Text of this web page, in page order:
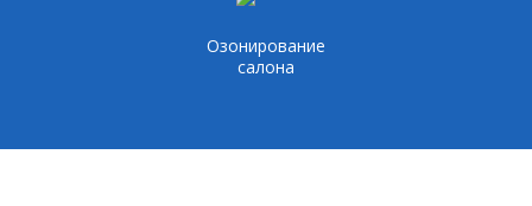
Озонирование
салона